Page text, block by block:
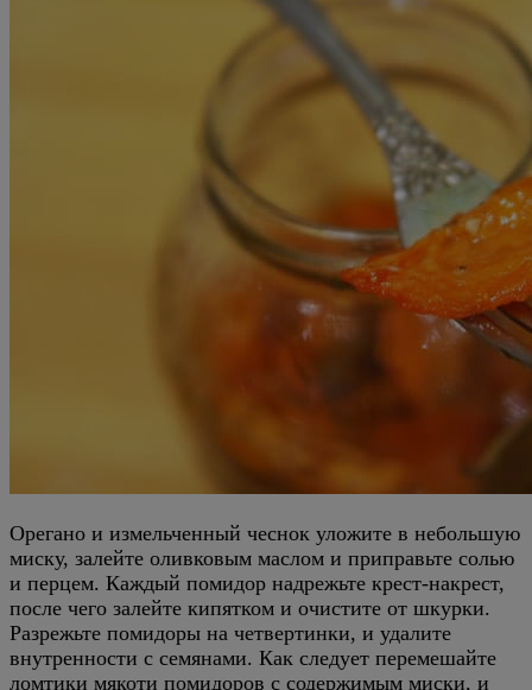
Орегано и измельченный чеснок уложите в небольшую
миску, залейте оливковым маслом и приправьте солью
и перцем. Каждый помидор надрежьте крест-накрест,
после чего залейте кипятком и очистите от шкурки.
Разрежьте помидоры на четвертинки, и удалите
внутренности с семянами. Как следует перемешайте
ломтики мякоти помидоров с содержимым миски, и